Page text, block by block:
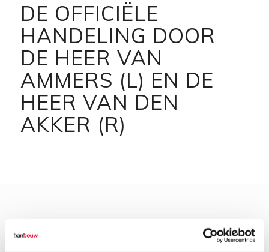
DE OFFICIËLE
HANDELING DOOR
DE HEER VAN
AMMERS (L) EN DE
HEER VAN DEN
AKKER (R)